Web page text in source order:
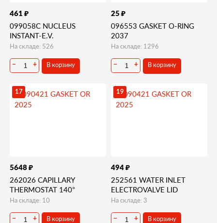
461 ₽
099058C NUCLEUS
INSTANT-E.V.
На складе: 526
− + В корзину
25 ₽
096553 GASKET O-RING
2037
На складе: 1296
− + В корзину
17
5648 ₽
262026 CAPILLARY
THERMOSTAT 140°
На складе: 10
− + В корзину
19
494 ₽
252561 WATER INLET
ELECTROVALVE LID
На складе: 3
− + В корзину